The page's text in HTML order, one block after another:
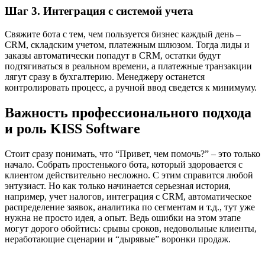
Шаг 3. Интеграция с системой учета
Свяжите бота с тем, чем пользуется бизнес каждый день –
CRM, складским учетом, платежным шлюзом. Тогда лиды и
заказы автоматически попадут в CRM, остатки будут
подтягиваться в реальном времени, а платежные транзакции
лягут сразу в бухгалтерию. Менеджеру останется
контролировать процесс, а ручной ввод сведется к минимуму.
Важность профессионального подхода
и роль KISS Software
Стоит сразу понимать, что “Привет, чем помочь?” – это только
начало. Собрать простенького бота, который здоровается с
клиентом действительно несложно. С этим справится любой
энтузиаст. Но как только начинается серьезная история,
например, учет налогов, интеграция с CRM, автоматическое
распределение заявок, аналитика по сегментам и т.д., тут уже
нужна не просто идея, а опыт. Ведь ошибки на этом этапе
могут дорого обойтись: срывы сроков, недовольные клиенты,
неработающие сценарии и “дырявые” воронки продаж.